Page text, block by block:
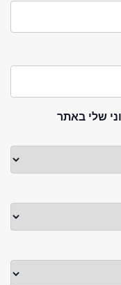
שלי באתר